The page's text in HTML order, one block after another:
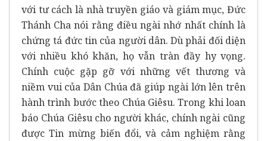
với tư cách là nhà truyền giáo và giám mục, Đức
Thánh Cha nói rằng điều ngài nhớ nhất chính là
chứng tá đức tin của người dân. Dù phải đối diện
với nhiều khó khăn, họ vẫn tràn đầy hy vọng.
Chính cuộc gặp gỡ với những vết thương và
niềm vui của Dân Chúa đã giúp ngài lớn lên trên
hành trình bước theo Chúa Giêsu. Trong khi loan
báo Chúa Giêsu cho người khác, chính ngài cũng
được Tin mừng biến đổi, và cảm nghiệm rằng